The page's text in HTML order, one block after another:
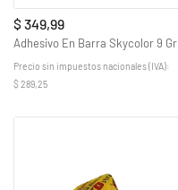
$ 349,99
Adhesivo En Barra Skycolor 9 Gr
Precio sin impuestos nacionales (IVA):
$ 289,25